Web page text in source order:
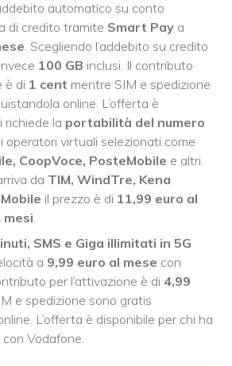
automatico su conto
di credito tramite Smart Pay a
. Scegliendo l’addebito su credito
100 GB inclusi. Il contributo
è di 1 cent mentre SIM e spedizione
online. L’offerta è
richiede la portabilità del numero
operatori virtuali selezionati come
CoopVoce, PosteMobile e altri.
da TIM, WindTre, Kena
il prezzo è di 11,99 euro al
mesi.
SMS e Giga illimitati in 5G
a 9,99 euro al mese con
per l’attivazione è di 4,99
e spedizione sono gratis
L’offerta è disponibile per chi ha
Vodafone.